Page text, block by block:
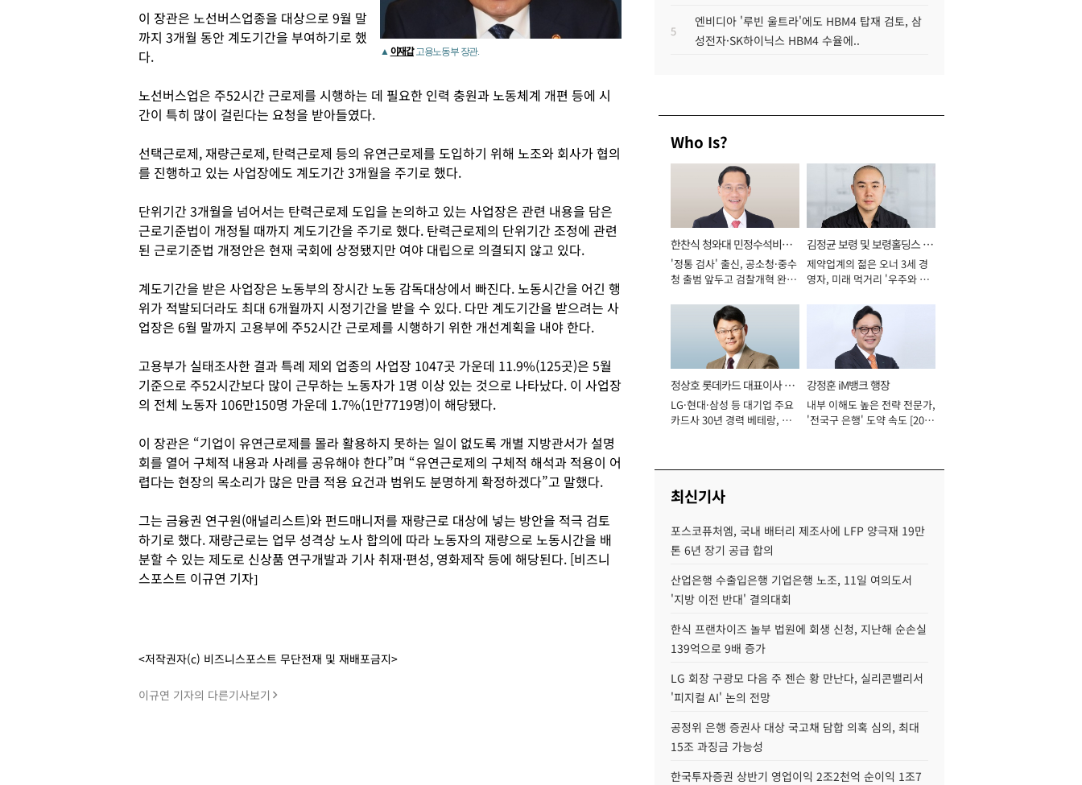
▲ 이재갑고용노동부 장관.
이 장관은 노선버스업종을 대상으로 9월 말
까지 3개월 동안 계도기간을 부여하기로 했
다.
노선버스업은 주52시간 근로제를 시행하는 데 필요한 인력 충원과 노동체계 개편 등에 시
간이 특히 많이 걸린다는 요청을 받아들였다.
선택근로제, 재량근로제, 탄력근로제 등의 유연근로제를 도입하기 위해 노조와 회사가 협의
를 진행하고 있는 사업장에도 계도기간 3개월을 주기로 했다.
단위기간 3개월을 넘어서는 탄력근로제 도입을 논의하고 있는 사업장은 관련 내용을 담은
근로기준법이 개정될 때까지 계도기간을 주기로 했다. 탄력근로제의 단위기간 조정에 관련
된 근로기준법 개정안은 현재 국회에 상정됐지만 여야 대립으로 의결되지 않고 있다.
계도기간을 받은 사업장은 노동부의 장시간 노동 감독대상에서 빠진다. 노동시간을 어긴 행
위가 적발되더라도 최대 6개월까지 시정기간을 받을 수 있다. 다만 계도기간을 받으려는 사
업장은 6월 말까지 고용부에 주52시간 근로제를 시행하기 위한 개선계획을 내야 한다.
고용부가 실태조사한 결과 특례 제외 업종의 사업장 1047곳 가운데 11.9%(125곳)은 5월
기준으로 주52시간보다 많이 근무하는 노동자가 1명 이상 있는 것으로 나타났다. 이 사업장
의 전체 노동자 106만150명 가운데 1.7%(1만7719명)이 해당됐다.
이 장관은 “기업이 유연근로제를 몰라 활용하지 못하는 일이 없도록 개별 지방관서가 설명
회를 열어 구체적 내용과 사례를 공유해야 한다”며 “유연근로제의 구체적 해석과 적용이 어
렵다는 현장의 목소리가 많은 만큼 적용 요건과 범위도 분명하게 확정하겠다”고 말했다.
그는 금융권 연구원(애널리스트)와 펀드매니저를 재량근로 대상에 넣는 방안을 적극 검토
하기로 했다. 재량근로는 업무 성격상 노사 합의에 따라 노동자의 재량으로 노동시간을 배
분할 수 있는 제도로 신상품 연구개발과 기사 취재·편성, 영화제작 등에 해당된다. [비즈니
스포스트 이규연 기자]
<저작권자(c) 비즈니스포스트 무단전재 및 재배포금지>
이규연 기자의 다른기사보기
5
엔비디아 '루빈 울트라'에도 HBM4 탑재 검토, 삼
성전자·SK하이닉스 HBM4 수율에..
Who Is?
한찬식 청와대 민정수석비서
관
'정통 검사' 출신, 공소청·중수
청 출범 앞두고 검찰개혁 완수
김정균 보령 및 보령홀딩스 대
표이사 사장
제약업계의 젊은 오너 3세 경
영자, 미래 먹거리 '우주와 헬
정상호 롯데카드 대표이사 사
장
LG·현대·삼성 등 대기업 주요
카드사 30년 경력 베테랑, 신
강정훈 iM뱅크 행장
내부 이해도 높은 전략 전문가,
'전국구 은행' 도약 속도 [2026
최신기사
포스코퓨처엠, 국내 배터리 제조사에 LFP 양극재 19만
톤 6년 장기 공급 합의
산업은행 수출입은행 기업은행 노조, 11일 여의도서
'지방 이전 반대' 결의대회
한식 프랜차이즈 놀부 법원에 회생 신청, 지난해 순손실
139억으로 9배 증가
LG 회장 구광모 다음 주 젠슨 황 만난다, 실리콘밸리서
'피지컬 AI' 논의 전망
공정위 은행 증권사 대상 국고채 담합 의혹 심의, 최대
15조 과징금 가능성
한국투자증권 상반기 영업이익 2조2천억 순이익 1조7